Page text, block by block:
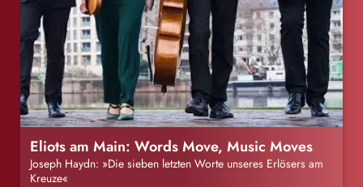
Eliots am Main: Words Move, Music Moves
Joseph Haydn: »Die sieben letzten Worte unseres Erlösers am
Kreuze«